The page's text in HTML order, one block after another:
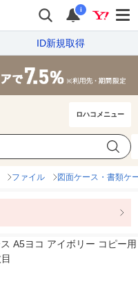
i
ID新規取得
ロハコメニュー
ファイル 図面ケース・書類ケ